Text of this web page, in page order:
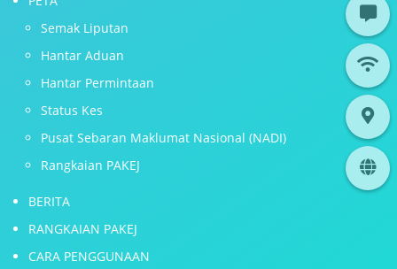
Semak Liputan
Hantar Aduan
Hantar Permintaan
Status Kes
Pusat Sebaran Maklumat Nasional (NADI)
Rangkaian PAKEJ
BERITA
RANGKAIAN PAKEJ
CARA PENGGUNAAN